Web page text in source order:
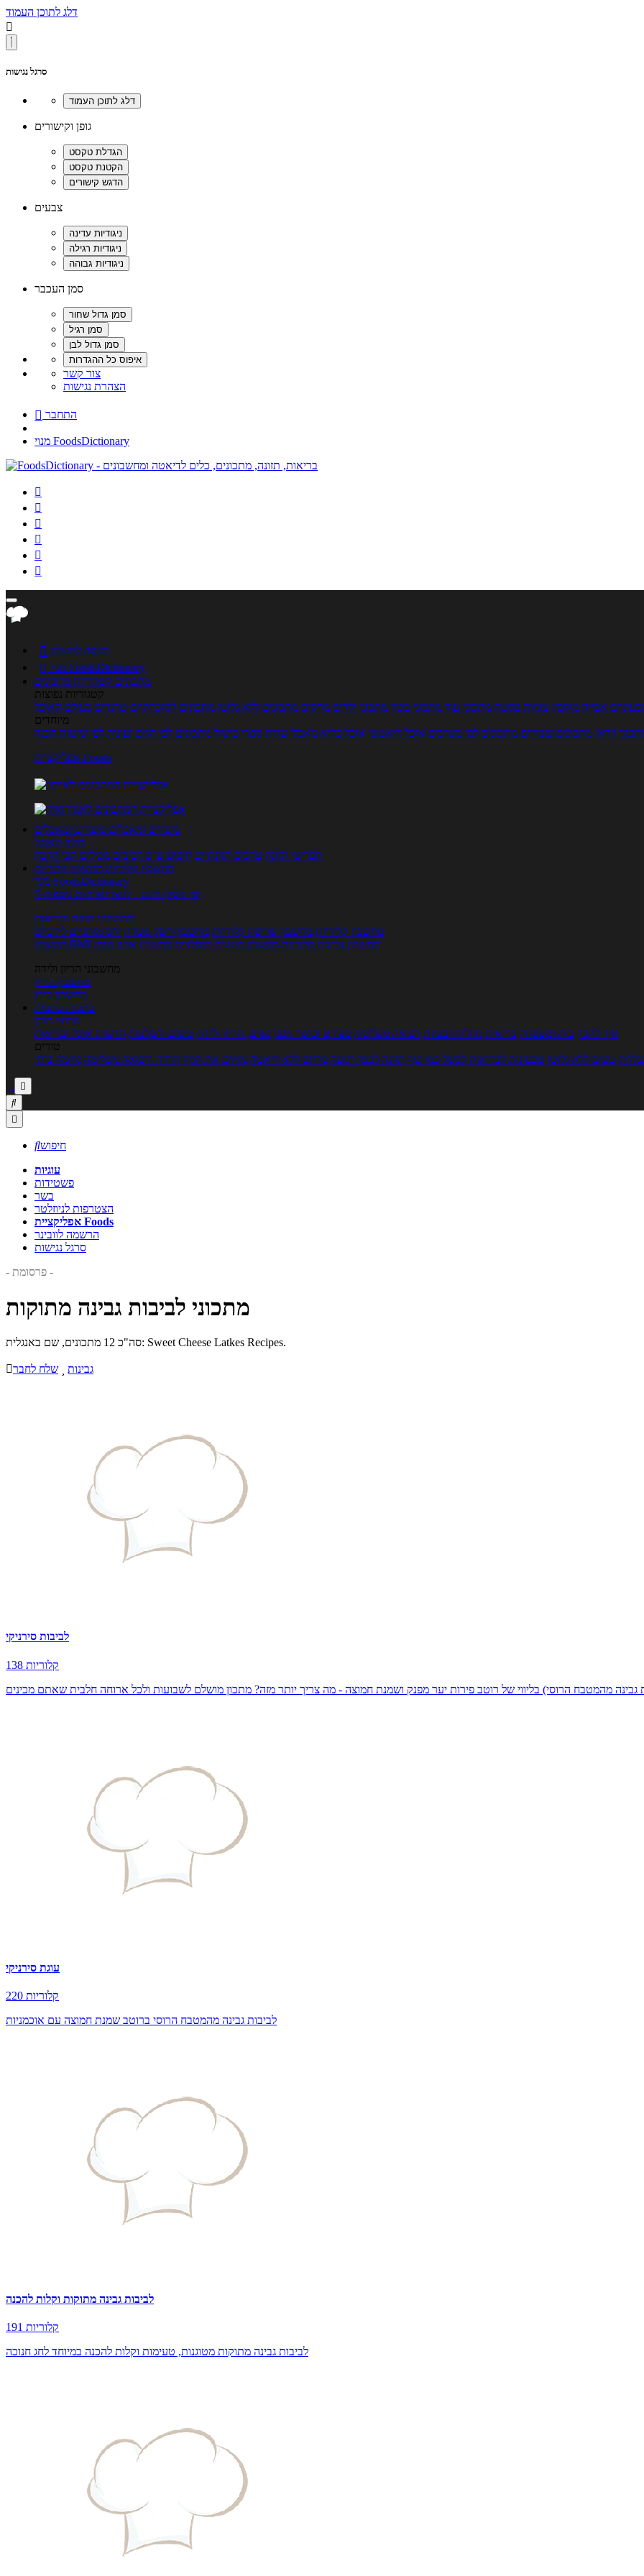
דלג לתוכן העמוד

סרגל נגישות
גופן וקישורים
צבעים
סמן העכבר
צור קשר
הצהרת נגישות
 התחבר
מנוי FoodsDictionary






 כניסה לחשבון

מנוי FoodsDictionary
מתכונים קטגוריות מתכונים
קטגוריות נפוצות
אפייה מוקפץ עוגיות פסטה מתכוני עוף מתכוני בשר מתכוני ילדים מרקים מתכונים ללא גלוטן מתכונים לסוכרתיים טרנדים בעולם האוכל
מיוחדים
וידאו מתכונים עשירים מתכונים לפי מצרכים אוכל דיאטטי אוכל בריא מאכלי עדות ספרי בישול מתכונים לפי חגים ועונות לפי שיטות הכנה
אפליקציית Foods
מוצרים ומאכלים מוצרים ומאכלים
מילון האוכל
תפריטי תזונה ערכים תזונתיים חיפוש ע"פ רכיבים מכילים הכי הרבה
מחשבון קלוריות מחשבון קלוריות
מנוי FoodsDictionary
5 ימי ניסיון חינם - לחצו לפרטים נוספים
מחשבוני תזונה ובריאות
מחשבון קלוריות מחשבון שריפת קלוריות מחשבון דופק מטרה יחס מותניים לירכיים
מחשבון BMI
מחשבון צריכת קלוריות מחשבון מינונים מומלצים מחשבון אחוז שומן
מחשבוני הריון ולידה
מחשבון הריון
מחשבון ביוץ
כתבות כתבות
ערוצי תוכן
איך להכין בית ומשפחה בריאות מחלות ובעיות רפואה משלימה ספורט וכושר גופני נשים, הריון ולידה טיפים והמלצות חדשות אוכל ובריאות
טורים
טעים ללא גלוטן טבעונות לבריאות לבשל כמו שף תזונה לבטן רגועה מרזים ללא דיאטה מזיזים את הגוף הרזיה ורפואה משלימה גורמה ביתי



חיפוש
עוגיות
פשטידות
בשר
הצטרפות לניוזלטר
אפליקציית Foods
הרשמה לוובינר
סרגל נגישות
- פרסומת -
מתכוני לביבות גבינה מתוקות
סה"כ 12 מתכונים, שם באנגלית: Sweet Cheese Latkes Recipes.
שלח לחבר גבינות
לביבות סירניקי
138 קלוריות
גבינה מהמטבח הרוסי) בליווי של רוטב פירות יער מפנק ושמנת חמוצה - מה צריך יותר מזה? מתכון מושלם לשבועות ולכל ארוחה חלבית שאתם מכינים
עוגת סירניקי
220 קלוריות
לביבות גבינה מהמטבח הרוסי ברוטב שמנת חמוצה עם אוכמניות
לביבות גבינה מתוקות וקלות להכנה
191 קלוריות
לביבות גבינה מתוקות מטוגנות, טעימות וקלות להכנה במיוחד לחג חנוכה